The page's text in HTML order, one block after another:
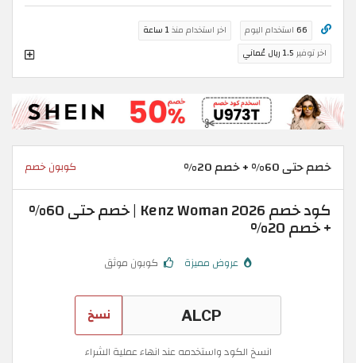
66 استخدام اليوم اخر استخدام منذ1 ساعة
اخر توفير 1.5 ريال عُماني
خصم حتى 60% + خصم 20% كوبون خصم
كود خصم Kenz Woman 2026 | خصم حتى 60%
+ خصم 20%
عروض مميزة كوبون موثق
نسخ
انسخ الكود واستخدمه عند انهاء عملية الشراء